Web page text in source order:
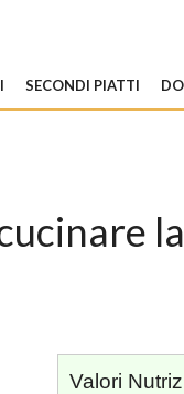
SECONDI PIATTI
Valori